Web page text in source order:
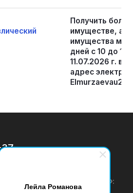
Лейла Романова
Получить
имуществе, а
имущества
дней с 10 до 15
11.07.2026 г.
адрес
площадка «АРББИТЛОТ»: